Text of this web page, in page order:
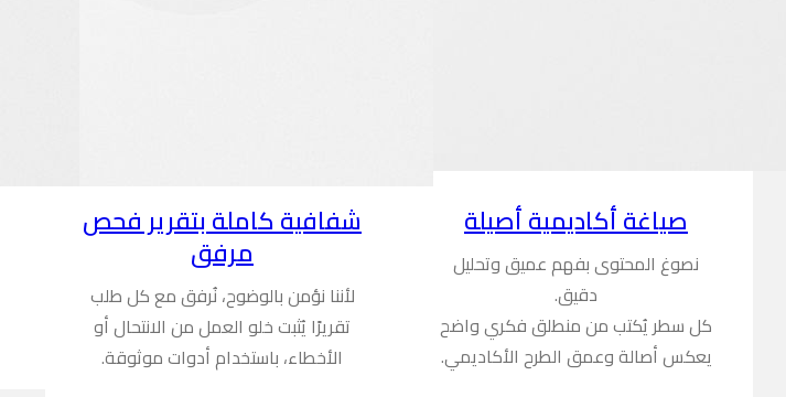
صياغة أكاديمية أصيلة
نصوغ المحتوى بفهم عميق وتحليل
دقيق.
كل سطر يُكتب من منطلق فكري واضح
يعكس أصالة وعمق الطرح الأكاديمي.
شفافية كاملة بتقرير فحص
مرفق
لأننا نؤمن بالوضوح، نُرفق مع كل طلب
تقريرًا يُثبت خلو العمل من الانتحال أو
الأخطاء، باستخدام أدوات موثوقة.